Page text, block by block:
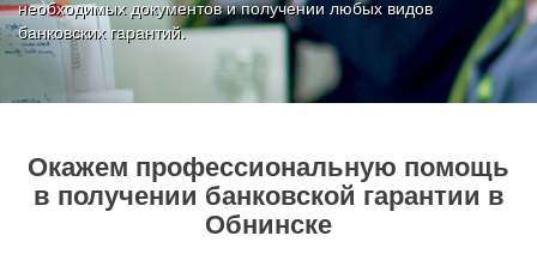
необходимых документов и получении любых видов
банковских гарантий.
Окажем профессиональную помощь
в получении банковской гарантии в
Обнинске